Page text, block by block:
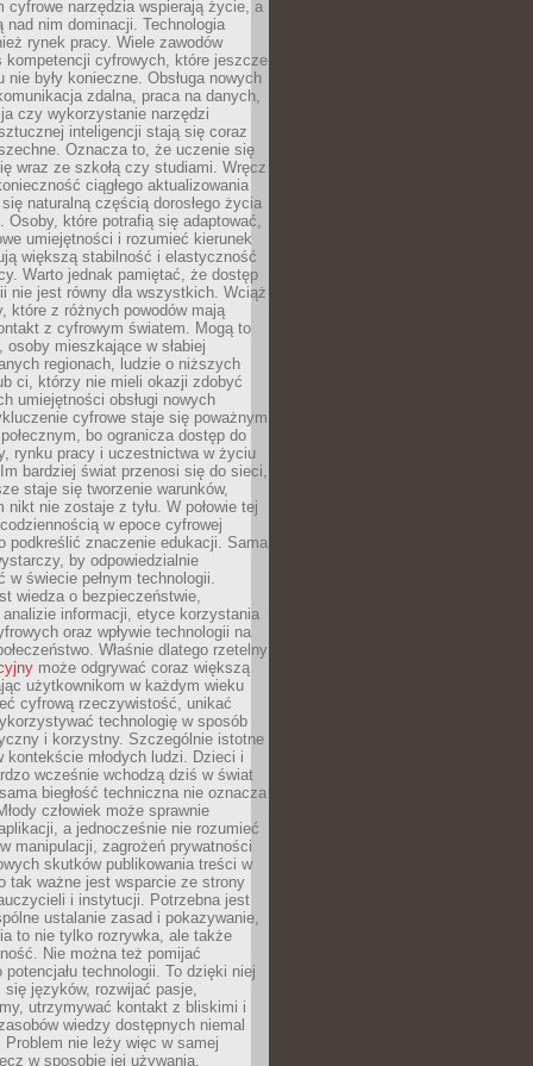
cyfrowe narzędzia wspierają życie, a
nad nim dominacji. Technologia
rynek pracy. Wiele zawodów
kompetencji cyfrowych, które jeszcze
nie były konieczne. Obsługa nowych
zdalna, praca na danych,
czy wykorzystanie narzędzi
inteligencji stają się coraz
Oznacza to, że uczenie się
wraz ze szkołą czy studiami. Wręcz
ciągłego aktualizowania
naturalną częścią dorosłego życia
Osoby, które potrafią się adaptować,
umiejętności i rozumieć kierunek
większą stabilność i elastyczność
Warto jednak pamiętać, że dostęp
nie jest równy dla wszystkich. Wciąż
które z różnych powodów mają
z cyfrowym światem. Mogą to
osoby mieszkające w słabiej
regionach, ludzie o niższych
ci, którzy nie mieli okazji zdobyć
umiejętności obsługi nowych
cyfrowe staje się poważnym
bo ogranicza dostęp do
rynku pracy i uczestnictwa w życiu
bardziej świat przenosi się do sieci,
staje się tworzenie warunków,
nikt nie zostaje z tyłu. W połowie tej
w epoce cyfrowej
podkreślić znaczenie edukacji. Sama
by odpowiedzialnie
w świecie pełnym technologii.
wiedza o bezpieczeństwie,
informacji, etyce korzystania
oraz wpływie technologii na
Właśnie dlatego rzetelny
może odgrywać coraz większą
użytkownikom w każdym wieku
cyfrową rzeczywistość, unikać
technologię w sposób
i korzystny. Szczególnie istotne
kontekście młodych ludzi. Dzieci i
wcześnie wchodzą dziś w świat
biegłość techniczna nie oznacza
człowiek może sprawnie
a jednocześnie nie rozumieć
manipulacji, zagrożeń prywatności
skutków publikowania treści w
tak ważne jest wsparcie ze strony
i instytucji. Potrzebna jest
ustalanie zasad i pokazywanie,
to nie tylko rozrywka, ale także
Nie można też pomijać
potencjału technologii. To dzięki niej
się języków, rozwijać pasje,
utrzymywać kontakt z bliskimi i
wiedzy dostępnych niemal
nie leży więc w samej
w sposobie jej używania.